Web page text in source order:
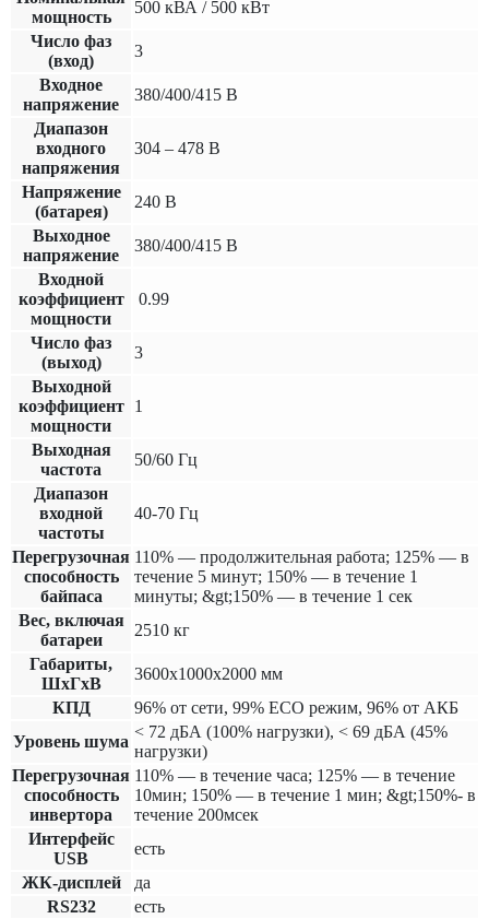
мощность
500 кВА / 500 кВт
Число фаз
(вход)
3
Входное
напряжение
380/400/415 В
Диапазон
входного
напряжения
304 – 478 В
Напряжение
(батарея)
240 В
Выходное
напряжение
380/400/415 В
Входной
коэффициент
мощности
0.99
Число фаз
(выход)
3
Выходной
коэффициент
мощности
1
Выходная
частота
50/60 Гц
Диапазон
входной
частоты
40-70 Гц
Перегрузочная
способность
байпаса
110% — продолжительная работа; 125% — в
течение 5 минут; 150% — в течение 1
минуты; &gt;150% — в течение 1 сек
Вес, включая
батареи
2510 кг
Габариты,
ШхГхВ
3600х1000х2000 мм
КПД
96% от сети, 99% ECO режим, 96% от АКБ
Уровень шума
< 72 дБА (100% нагрузки), < 69 дБА (45%
нагрузки)
Перегрузочная
способность
инвертора
110% — в течение часа; 125% — в течение
10мин; 150% — в течение 1 мин; &gt;150%- в
течение 200мсек
Интерфейс
USB
есть
ЖК-дисплей
да
RS232
есть